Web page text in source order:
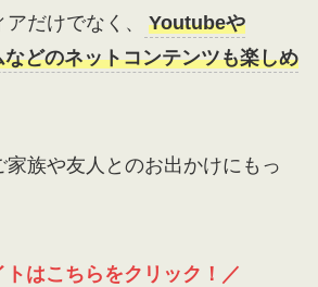
だけでなく、
Youtubeや
どのネットコンテンツも楽しめ
族や友人とのお出かけにもっ
トはこちらをクリック！／